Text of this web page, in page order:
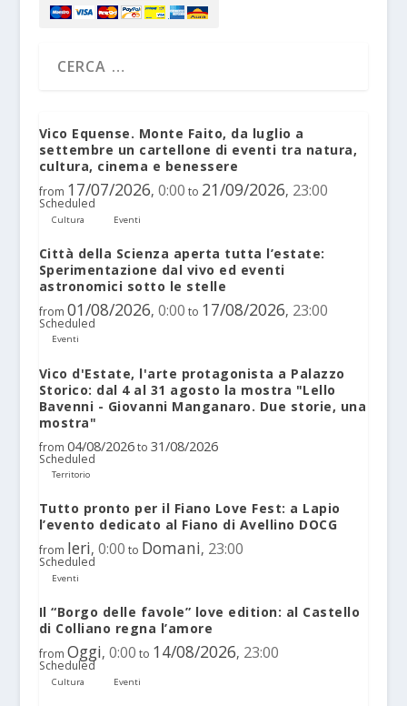
Vico Equense. Monte Faito, da luglio a
settembre un cartellone di eventi tra natura,
cultura, cinema e benessere
from 17/07/2026, 0:00 to 21/09/2026, 23:00
Scheduled
Cultura Eventi
Città della Scienza aperta tutta l’estate:
Sperimentazione dal vivo ed eventi
astronomici sotto le stelle
from 01/08/2026, 0:00 to 17/08/2026, 23:00
Scheduled
Eventi
Vico d'Estate, l'arte protagonista a Palazzo
Storico: dal 4 al 31 agosto la mostra "Lello
Bavenni - Giovanni Manganaro. Due storie, una
mostra"
from 04/08/2026 to 31/08/2026
Scheduled
Territorio
Tutto pronto per il Fiano Love Fest: a Lapio
l’evento dedicato al Fiano di Avellino DOCG
from Ieri, 0:00 to Domani, 23:00
Scheduled
Eventi
Il “Borgo delle favole” love edition: al Castello
di Colliano regna l’amore
from Oggi, 0:00 to 14/08/2026, 23:00
Scheduled
Cultura Eventi